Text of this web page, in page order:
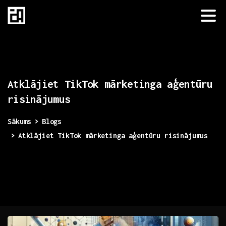
Atklājiet TikTok mārketinga aģentūru
risinājumus
Sākums
Blogs
Atklājiet TikTok mārketinga aģentūru risinājumus